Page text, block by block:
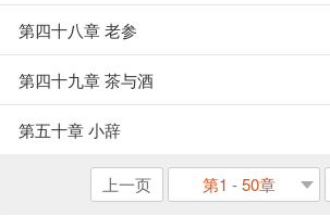
第四十八章 老参
第四十九章 茶与酒
第五十章 小辞
上一页 第1 - 50章